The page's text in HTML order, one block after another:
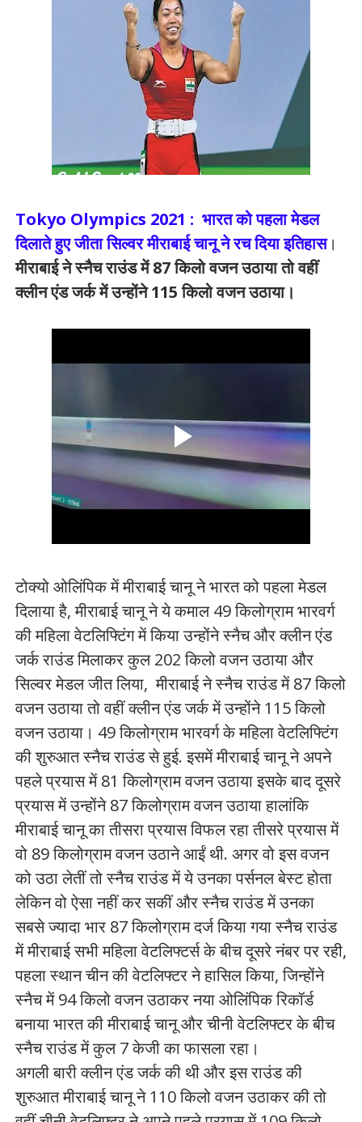
Tokyo Olympics 2021 : भारत को पहला मेडल
दिलाते हुए जीता सिल्वर मीराबाई चानू ने रच दिया इतिहास।
मीराबाई ने स्नैच राउंड में 87 किलो वजन उठाया तो वहीं
क्लीन एंड जर्क में उन्होंने 115 किलो वजन उठाया।
टोक्यो ओलिंपिक में मीराबाई चानू ने भारत को पहला मेडल
दिलाया है, मीराबाई चानू ने ये कमाल 49 किलोग्राम भारवर्ग
की महिला वेटलिफ्टिंग में किया उन्होंने स्नैच और क्लीन एंड
जर्क राउंड मिलाकर कुल 202 किलो वजन उठाया और
सिल्वर मेडल जीत लिया, मीराबाई ने स्नैच राउंड में 87 किलो
वजन उठाया तो वहीं क्लीन एंड जर्क में उन्होंने 115 किलो
वजन उठाया। 49 किलोग्राम भारवर्ग के महिला वेटलिफ्टिंग
की शुरुआत स्नैच राउंड से हुई. इसमें मीराबाई चानू ने अपने
पहले प्रयास में 81 किलोग्राम वजन उठाया इसके बाद दूसरे
प्रयास में उन्होंने 87 किलोग्राम वजन उठाया हालांकि
मीराबाई चानू का तीसरा प्रयास विफल रहा तीसरे प्रयास में
वो 89 किलोग्राम वजन उठाने आईं थी. अगर वो इस वजन
को उठा लेतीं तो स्नैच राउंड में ये उनका पर्सनल बेस्ट होता
लेकिन वो ऐसा नहीं कर सकीं और स्नैच राउंड में उनका
सबसे ज्यादा भार 87 किलोग्राम दर्ज किया गया स्नैच राउंड
में मीराबाई सभी महिला वेटलिफ्टर्स के बीच दूसरे नंबर पर रही,
पहला स्थान चीन की वेटलिफ्टर ने हासिल किया, जिन्होंने
स्नैच में 94 किलो वजन उठाकर नया ओलिंपिक रिकॉर्ड
बनाया भारत की मीराबाई चानू और चीनी वेटलिफ्टर के बीच
स्नैच राउंड में कुल 7 केजी का फासला रहा।
अगली बारी क्लीन एंड जर्क की थी और इस राउंड की
शुरुआत मीराबाई चानू ने 110 किलो वजन उठाकर की तो